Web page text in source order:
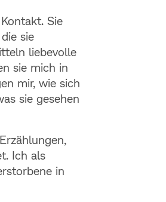
Tod?
Sie
sie
liebevolle
sie mich in
mir, wie sich
sie gesehen
Ich als
in